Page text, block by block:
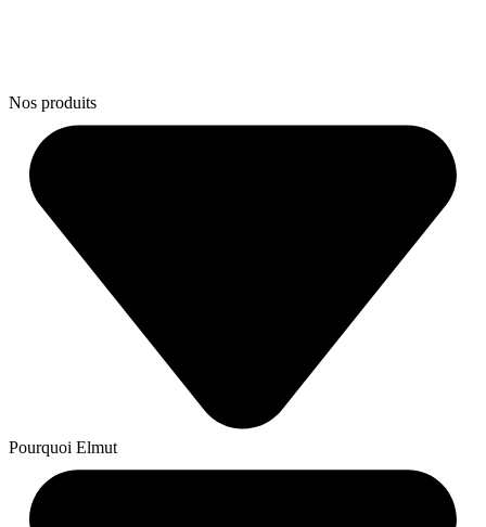
Nos produits
Pourquoi Elmut